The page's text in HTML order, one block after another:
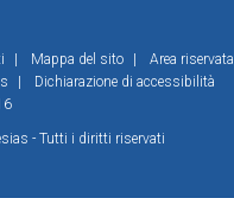
Mappa del sito Area riservata
Dichiarazione di accessibilità
- Tutti i diritti riservati